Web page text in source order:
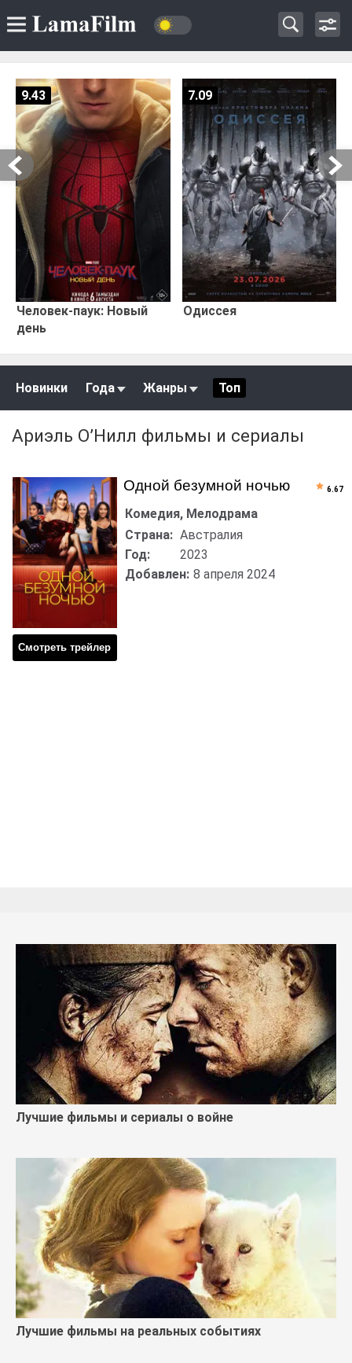
Человек-паук: Новый
день
9.43
Одиссея
7.09
Новинки Года Жанры Топ
Ариэль О’Нилл фильмы и сериалы
Одной безумной ночью
Смотреть трейлер
Комедия, Мелодрама
Страна: Австралия
Год:
2023
Добавлен: 8 апреля 2024
6.67
Лучшие фильмы и сериалы о войне
Лучшие фильмы на реальных событиях